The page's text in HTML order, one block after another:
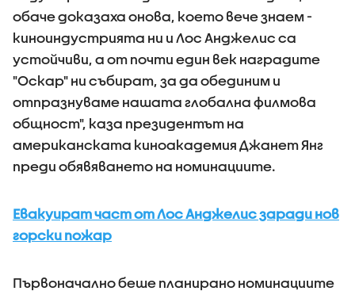
обаче доказаха онова, което вече знаем -
киноиндустрията ни и Лос Анджелис са
устойчиви, а от почти един век наградите
"Оскар" ни събират, за да обединим и
отпразнуваме нашата глобална филмова
общност", каза президентът на
американската киноакадемия Джанет Янг
преди обявяването на номинациите.
Евакуират част от Лос Анджелис заради нов
горски пожар
Първоначално беше планирано номинациите